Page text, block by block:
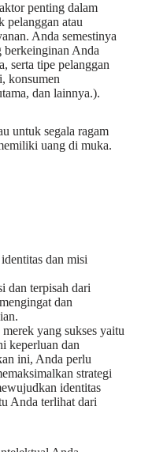
penting dalam
pelanggan atau
Anda semestinya
berkeinginan Anda
serta tipe pelanggan
konsumen
dan lainnya.).
untuk segala ragam
uang di muka.
dan misi
dan terpisah dari
dan
yang sukses yaitu
keperluan dan
ini, Anda perlu
strategi
identitas
Anda terlihat dari